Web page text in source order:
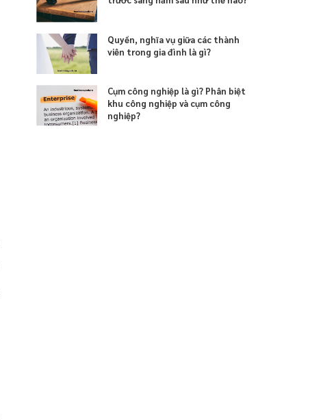
Quyền, nghĩa vụ giữa các thành
viên trong gia đình là gì?
Cụm công nghiệp là gì? Phân biệt
khu công nghiệp và cụm công
nghiệp?